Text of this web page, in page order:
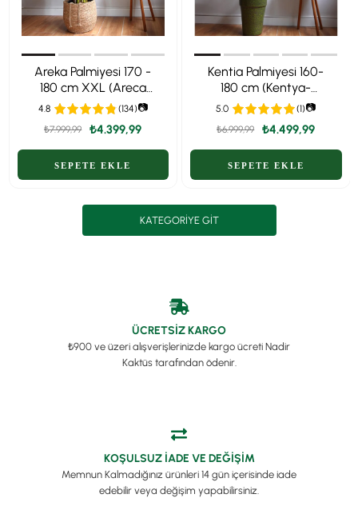
Areka Palmiyesi 170 -
180 cm XXL (Areca
Dypsis Lutescens) –
Ekstra Dolgun Form
4.8 (134)📷
₺4.399,99
₺7.999,99
Kentia Palmiyesi 160-
180 cm (Kentya-
Howea Palmiyesi)
5.0 (1)📷
₺4.499,99
₺6.999,99
KATEGORIYE GIT
ÜCRETSİZ KARGO
₺900 ve üzeri alışverişlerinizde kargo ücreti Nadir
Kaktüs tarafından ödenir.
KOŞULSUZ İADE VE DEĞİŞİM
Memnun Kalmadığınız ürünleri 14 gün içerisinde iade
edebilir veya değişim yapabilirsiniz.